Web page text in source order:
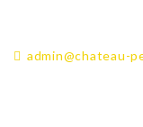
admin@chateau-